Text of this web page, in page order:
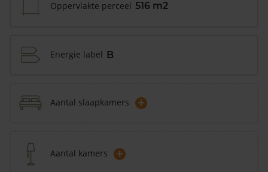
Oppervlakte perceel 516 m2
Energie label B
Aantal slaapkamers +
Aantal kamers +